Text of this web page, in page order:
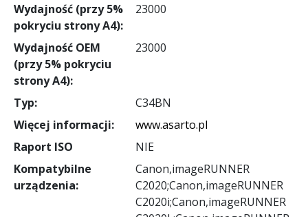
Wydajność (przy 5%
pokryciu strony A4):
23000
Wydajność OEM
(przy 5% pokryciu
strony A4):
23000
Typ:
C34BN
Więcej informacji:
www.asarto.pl
Raport ISO
NIE
Kompatybilne
urządzenia:
Canon,imageRUNNER
C2020;Canon,imageRUNNER
C2020i;Canon,imageRUNNER